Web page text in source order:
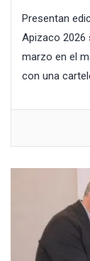
Presentan
Apizaco 2026
marzo en el
con una